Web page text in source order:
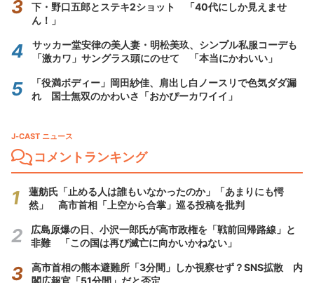
下・野口五郎とステキ2ショット 「40代にしか見えませ
ん！」
サッカー堂安律の美人妻・明松美玖、シンプル私服コーデも
「激カワ」サングラス頭にのせて 「本当にかわいい」
「役満ボディー」岡田紗佳、肩出し白ノースリで色気ダダ漏
れ 国士無双のかわいさ「おかぴーカワイイ」
J-CAST ニュース
コメントランキング
蓮舫氏「止める人は誰もいなかったのか」「あまりにも愕
然」 高市首相「上空から合掌」巡る投稿を批判
広島原爆の日、小沢一郎氏が高市政権を「戦前回帰路線」と
非難 「この国は再び滅亡に向かいかねない」
高市首相の熊本避難所「3分間」しか視察せず？SNS拡散 内
閣広報官「51分間」だと否定